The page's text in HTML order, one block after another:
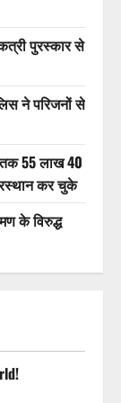
पुरस्कार से
ने परिजनों से
55 लाख 40
कर चुके
के विरुद्ध